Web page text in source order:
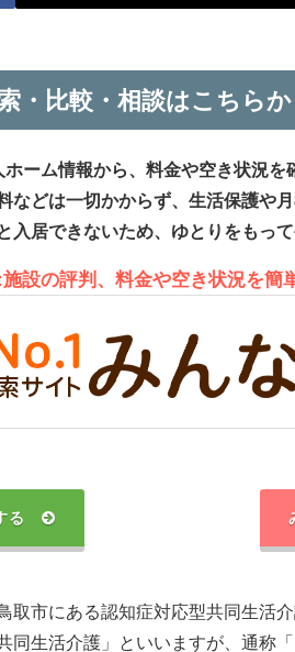
・比較・相談はこちらか
ーム情報から、料金や空き状況を
どは一切かからず、生活保護や
居できないため、ゆとりをもっ
設の評判、料金や空き状況を簡
る
取市にある認知症対応型共同生活
同生活介護」といいますが、通称